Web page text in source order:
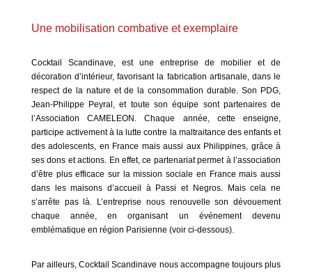
Une mobilisation combative et exemplaire
Cocktail Scandinave, est une entreprise de mobilier et de
décoration d’intérieur, favorisant la fabrication artisanale, dans le
respect de la nature et de la consommation durable. Son PDG,
Jean-Philippe Peyral, et toute son équipe sont partenaires de
l’Association CAMELEON. Chaque année, cette enseigne,
participe activement à la lutte contre la maltraitance des enfants et
des adolescents, en France mais aussi aux Philippines, grâce à
ses dons et actions. En effet, ce partenariat permet à l’association
d’être plus efficace sur la mission sociale en France mais aussi
dans les maisons d’accueil à Passi et Negros. Mais cela ne
s’arrête pas là. L’entreprise nous renouvelle son dévouement
chaque année, en organisant un événement devenu
emblématique en région Parisienne (voir ci-dessous).
Par ailleurs, Cocktail Scandinave nous accompagne toujours plus